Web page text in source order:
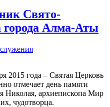
Свято-
города Алма-Аты
2015 года – Святая Церковь
отмечает день памяти
Николая, архиепископа Мир
чудотворца.